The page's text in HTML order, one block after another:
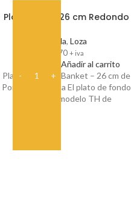
Plato Fondo 26 cm Redondo
Vajilla, Loza
170 + iva
Añadir al carrito
Plato de Fondo Banket – 26 cm de
Porcelana Blanca El plato de fondo
de 26 cm, modelo TH de